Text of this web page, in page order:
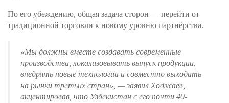
По его убеждению, общая задача сторон — перейти от
традиционной торговли к новому уровню партнёрства.
«Мы должны вместе создавать современные
производства, локализовывать выпуск продукции,
внедрять новые технологии и совместно выходить
на рынки третьих стран» , — заявил Ходжаев,
акцентировав, что Узбекистан с его почти 40-